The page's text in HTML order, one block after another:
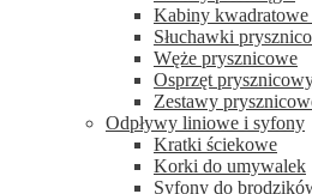
Kabiny kwadratowe
Słuchawki
Węże prysznicowe
Osprzęt
Zestawy
Odpływy liniowe i syfony
Kratki ściekowe
Korki do umywalek
Syfony do